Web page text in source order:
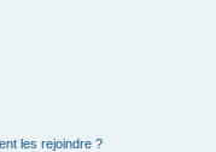
les rejoindre ?